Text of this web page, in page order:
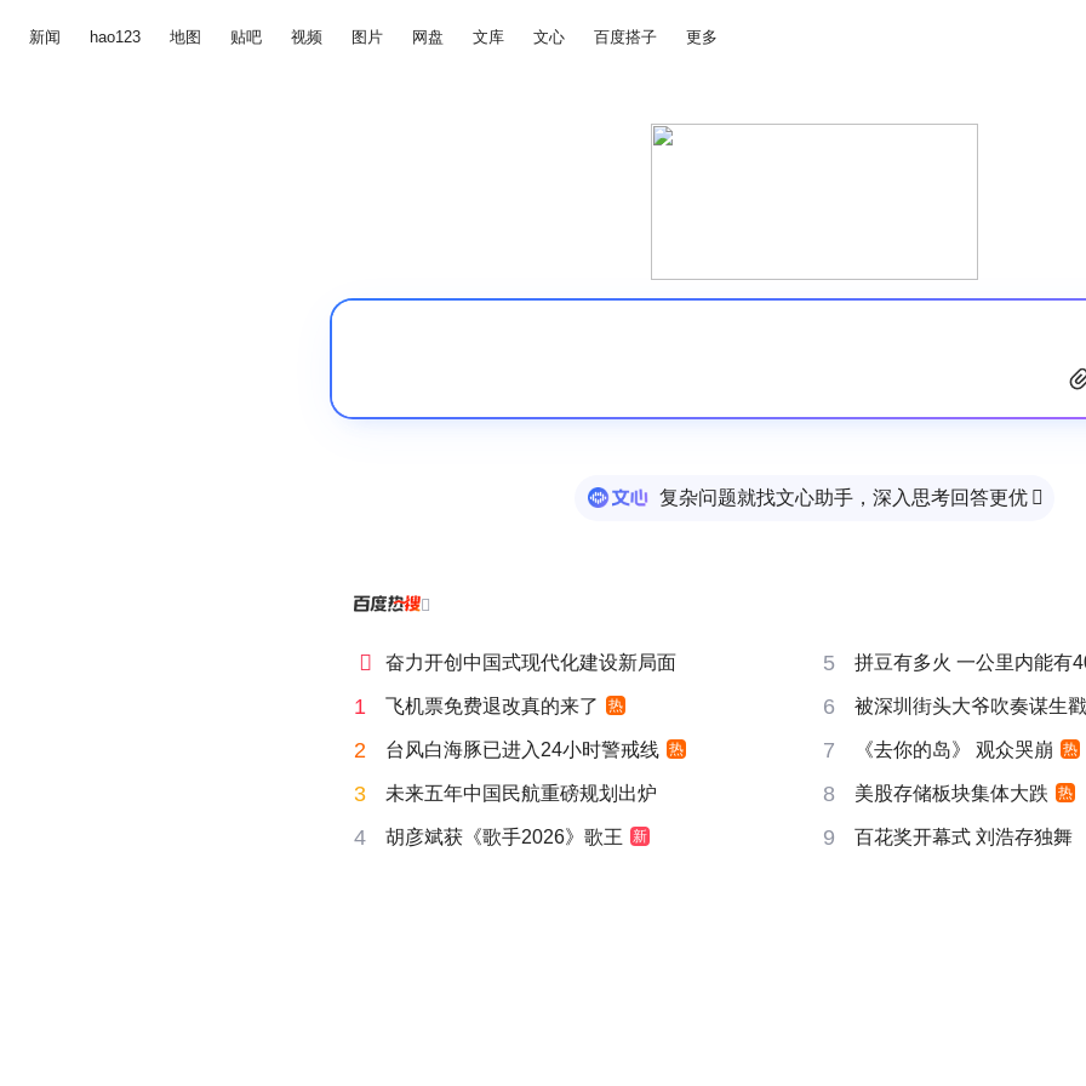
新闻 hao123 地图 贴吧 视频 图片 网盘 文库 文心 百度搭子 更多
复杂问题就找文心助手，深入思考回答更优 

 奋力开创中国式现代化建设新局面 5 拼豆有多火 一公里内能有
1 飞机票免费退改真的来了 热 6 被深圳街头大爷吹奏谋生
2 台风白海豚已进入24小时警戒线 热 7 《去你的岛》 观众哭崩 热
3 未来五年中国民航重磅规划出炉 8 美股存储板块集体大跌 热
4 胡彦斌获《歌手2026》歌王 新 9 百花奖开幕式 刘浩存独舞